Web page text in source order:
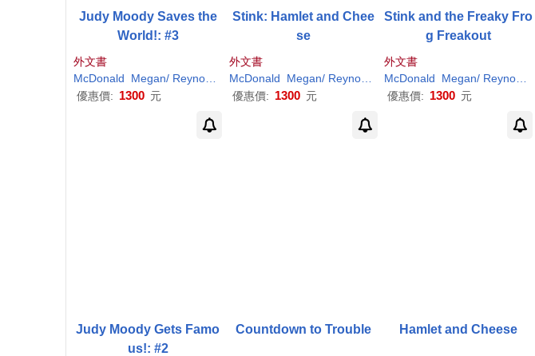
Judy Moody Saves the
World!: #3
外文書
McDonald
Megan/ Reynolds Peter H. (ILT)
優惠價: 1300 元
Stink: Hamlet and Chee
se
外文書
McDonald
Megan/ Reynolds Peter H. (ILT)
優惠價: 1300 元
Stink and the Freaky Fro
g Freakout
外文書
McDonald
Megan/ Reynolds
優惠價: 1300 元
Judy Moody Gets Famo
us!: #2
Countdown to Trouble Hamlet and Cheese